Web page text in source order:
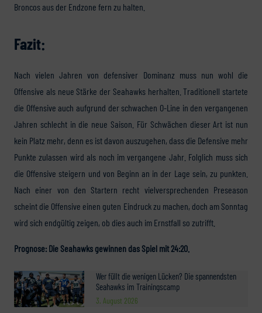
Wer füllt die wenigen Lücken? Die spannendsten
Seahawks im Trainingscamp
3. August 2026
Broncos aus der Endzone fern zu halten.
Fazit:
Nach vielen Jahren von defensiver Dominanz muss nun wohl die
Offensive als neue Stärke der Seahawks herhalten. Traditionell startete
die Offensive auch aufgrund der schwachen O-Line in den vergangenen
Jahren schlecht in die neue Saison. Für Schwächen dieser Art ist nun
kein Platz mehr, denn es ist davon auszugehen, dass die Defensive mehr
Punkte zulassen wird als noch im vergangene Jahr. Folglich muss sich
die Offensive steigern und von Beginn an in der Lage sein, zu punkten.
Nach einer von den Startern recht vielversprechenden Preseason
scheint die Offensive einen guten Eindruck zu machen, doch am Sonntag
wird sich endgültig zeigen, ob dies auch im Ernstfall so zutrifft.
Prognose: Die Seahawks gewinnen das Spiel mit 24:20.